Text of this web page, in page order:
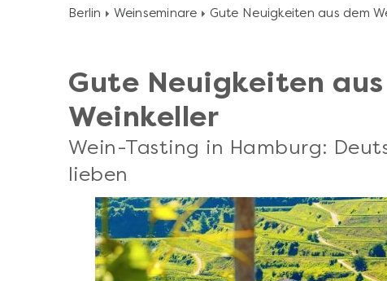
Berlin Weinseminare Gute Neuigkeiten aus dem
Gute Neuigkeiten
Weinkeller
Wein-Tasting in Hamburg:
lieben